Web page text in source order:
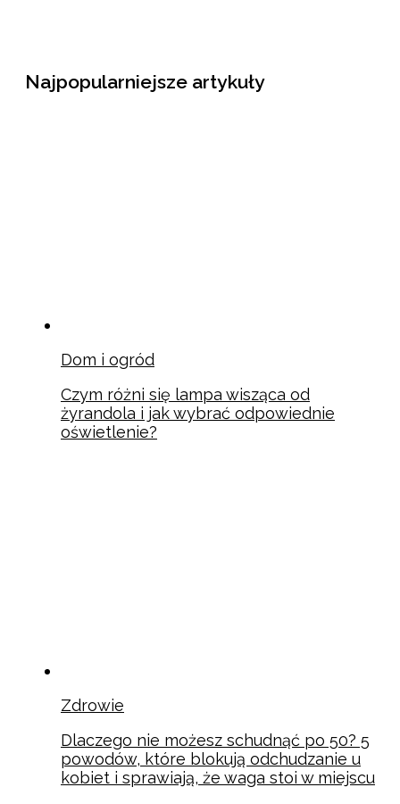
Najpopularniejsze artykuły
Dom i ogród
Czym różni się lampa wisząca od
żyrandola i jak wybrać odpowiednie
oświetlenie?
Zdrowie
Dlaczego nie możesz schudnąć po 50? 5
powodów, które blokują odchudzanie u
kobiet i sprawiają, że waga stoi w miejscu